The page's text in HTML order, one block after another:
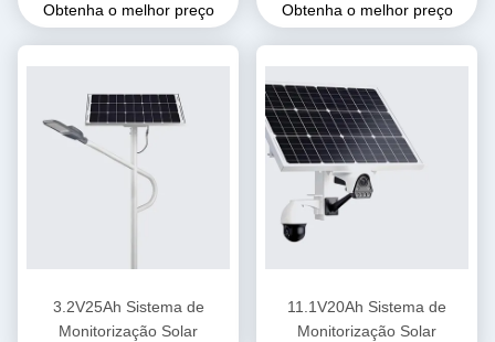
Obtenha o melhor preço
Obtenha o melhor preço
3.2V25Ah Sistema de
Monitorização Solar
11.1V20Ah Sistema de
Monitorização Solar